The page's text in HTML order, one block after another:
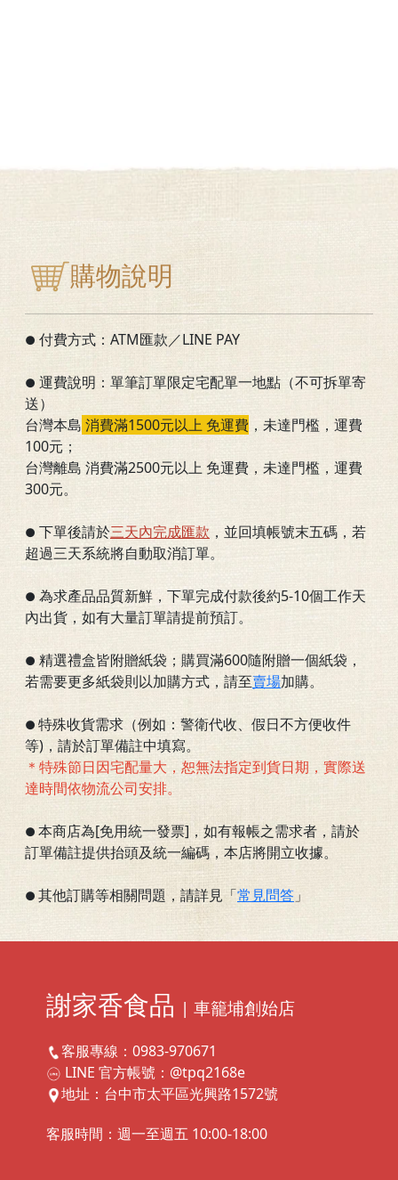
購物說明
● 付費方式：ATM匯款／LINE PAY
● 運費說明：單筆訂單限定宅配單一地點（不可拆單寄
送）
台灣本島 消費滿1500元以上 免運費 ， 未達門檻 ，運費
100元；
台灣離島 消費滿2500元以上 免運費，未達門檻，運費
300元。
● 下單後請於三天內完成匯款 ，並回填帳號末五碼，若
超過三天系統將自動取消訂單。
● 為求產品品質新鮮，下單完成付款後約5-10個工作天
內出貨，如有大量訂單請提前預訂。
● 精選禮盒皆附贈紙袋；購買滿600隨附贈一個紙袋，
若需要更多紙袋則以加購方式，請至賣場加購。
● 特殊收貨需求（例如：警衛代收、假日不方便收件
等)，請於訂單備註中填寫。
＊特殊節日因宅配量大，恕無法指定到貨日期，實際送
達時間依物流公司安排。
● 本商店為[免用統一發票]，如有報帳之需求者，請於
訂單備註提供抬頭及統一編碼，本店將開立收據。
● 其他訂購等相關問題，請詳見「常見問答」
謝家香食品 | 車籠埔創始店
客服專線：0983-970671
LINE 官方帳號：@tpq2168e
地址：台中市太平區光興路1572號
客服時間：週一至週五 10:00-18:00